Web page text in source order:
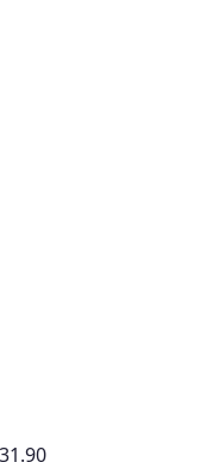
31.90